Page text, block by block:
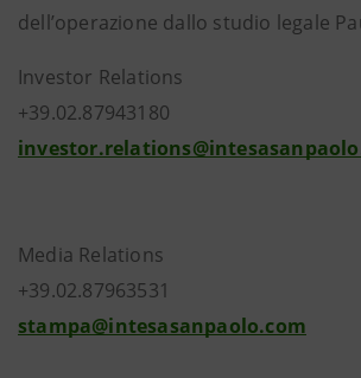
dell’operazione dallo studio legale
Investor Relations
+39.02.87943180
Media Relations
+39.02.87963531
stampa@intesasanpaolo.com